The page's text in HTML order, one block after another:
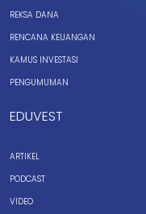
REKSA DANA
RENCANA KEUANGAN
KAMUS INVESTASI
PENGUMUMAN
EDUVEST
ARTIKEL
PODCAST
VIDEO